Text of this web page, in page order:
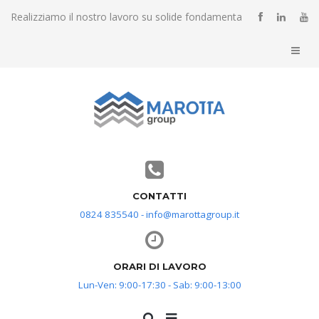
Realizziamo il nostro lavoro su solide fondamenta
CONTATTI
0824 835540 - info@marottagroup.it
ORARI DI LAVORO
Lun-Ven: 9:00-17:30 - Sab: 9:00-13:00